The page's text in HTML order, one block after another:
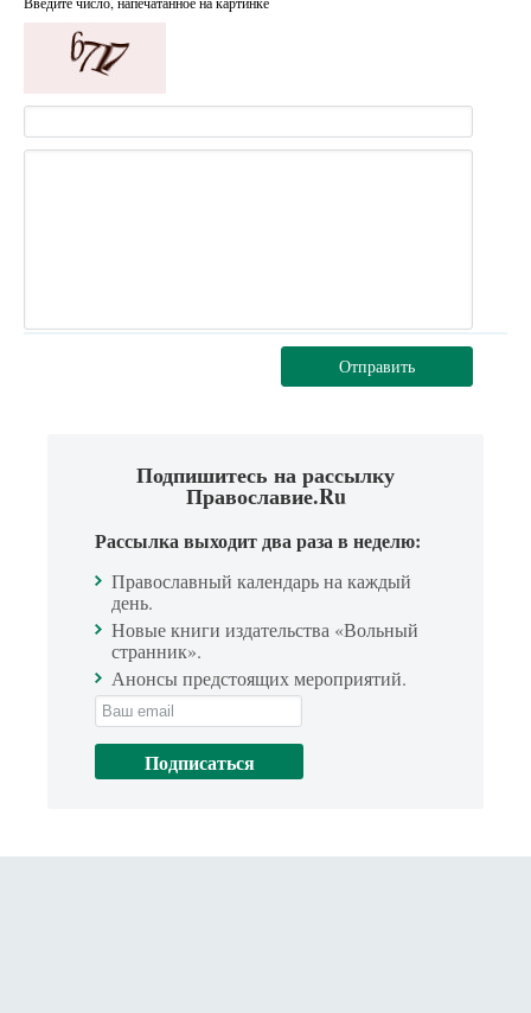
Отправить
Подпишитесь на рассылку
Православие.Ru
Рассылка выходит два раза в неделю:
Православный календарь на каждый
день.
Новые книги издательства «Вольный
странник».
Анонсы предстоящих мероприятий.